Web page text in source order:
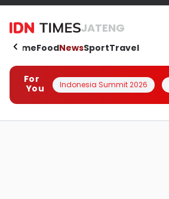
JATENG
HomeFoodNewsSportTravel
For
You
Indonesia Summit 2026